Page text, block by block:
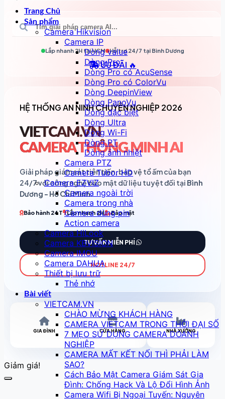
Trang Chủ
Sản phẩm
Camera Hikvision
Camera IP
Dòng value
Dòng Pro
Dòng Pro có AcuSense
Dòng Pro có ColorVu
Dòng DeepinView
Dòng PanoVu
Dòng đặc biệt
Dòng Ultra
Dòng Wi-Fi
Dòng PT
Dòng ảnh nhiệt
Camera PTZ
Camera Tubor HD
Camera EZVIZ
Camera ngoài trời
Camera trong nhà
Camera dùng pin
Action camera
Camera HiLook
Camera KBVISION
Camera IMOU
Camera DAHUA
Thiết bị lưu trữ
Thẻ nhớ
Bài viết
VIETCAM.VN
CHÀO MỪNG KHÁCH HÀNG
CAMERA VIETCAM TRONG THỜI ĐẠI SỐ
7 MẸO SỬ DỤNG CAMERA DOANH
NGHIỆP
CAMERA MẤT KẾT NỐI THÌ PHẢI LÀM
SAO?
Cách Bảo Mật Camera Giám Sát Gia
Đình: Chống Hack Và Lộ Đổi Hình Ảnh
Camera Wifi Bị Ngoại Tuyến: Nguyên
Lắp nhanh 2H tạiHCM Hỗ trợ 24/7 tại Bình Dương
ƯU ĐÃI 🔥
HỆ THỐNG AN NINH CHUYÊN NGHIỆP 2026
VIETCAM.VN
CAMERA THÔNG MINH AI
Giải pháp giám sát tiên tiến, bảo vệ tổ ấm của bạn
24/7 với công nghệ bảo mật dữ liệu tuyệt đối tại Bình
Dương - Hồ Chí Minh.
Bảo hành 24T Lắp nhanh 2H Bảo mật
TƯ VẤN MIỄN PHÍ
HOTLINE 24/7
GIA ĐÌNH CỬA HÀNG NHÀ XƯỞNG
Giảm giá!